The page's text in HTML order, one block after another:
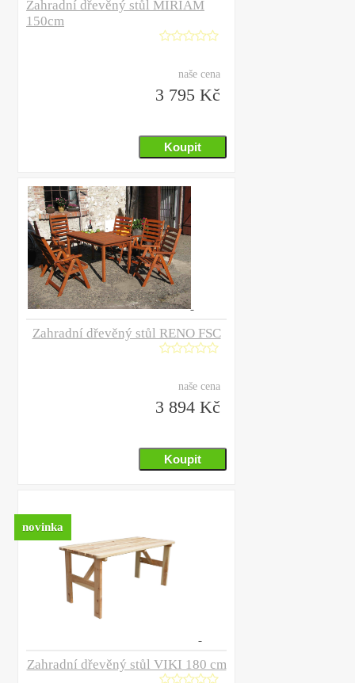
Zahradní dřevěný stůl MIRIAM
150cm
naše cena
3 795 Kč
Zahradní dřevěný stůl RENO FSC
naše cena
3 894 Kč
Zahradní dřevěný stůl VIKI 180 cm
novinka